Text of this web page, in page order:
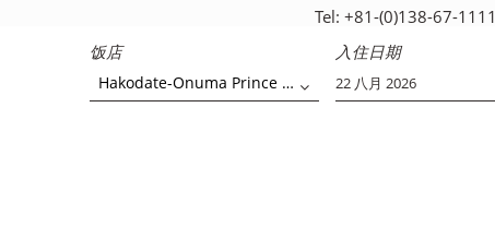
饭店
Hakodate-Onuma Prince Hotel
入住日期
Tel: +81-(0)138-67-1111